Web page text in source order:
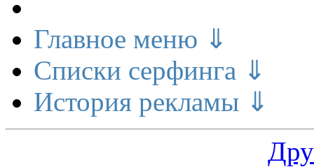
Главное меню ⇓
Списки серфинга ⇓
История рекламы ⇓